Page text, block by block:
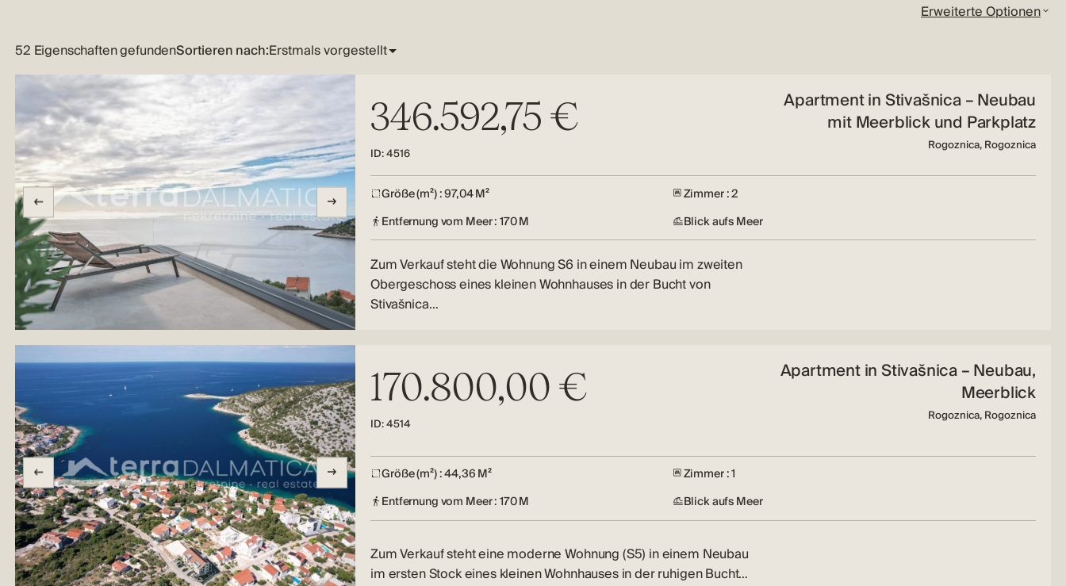
Erweiterte Optionen
52 Eigenschaften gefundenSortieren nach:
346.592,75 €
ID: 4516
Apartment in Stivašnica – Neubau
mit Meerblick und Parkplatz
Rogoznica, Rogoznica
Größe (m²) : 97,04 M²
Zimmer : 2
Entfernung vom Meer : 170 M
Blick aufs Meer
Zum Verkauf steht die Wohnung S6 in einem Neubau im zweiten
Obergeschoss eines kleinen Wohnhauses in der Bucht von
Stivašnica…
170.800,00 €
ID: 4514
Apartment in Stivašnica – Neubau,
Meerblick
Rogoznica, Rogoznica
Größe (m²) : 44,36 M²
Zimmer : 1
Entfernung vom Meer : 170 M
Blick aufs Meer
Zum Verkauf steht eine moderne Wohnung (S5) in einem Neubau
im ersten Stock eines kleinen Wohnhauses in der ruhigen Bucht…